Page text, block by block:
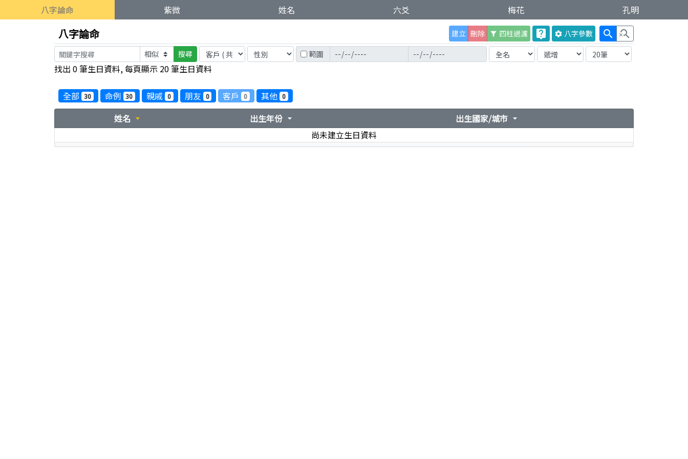
八字論命 紫微 姓名 六爻 梅花 孔明
八字論命 建立 刪除 filter_alt 四柱過濾 live_help settings 八字參數 search search_off
搜尋 範圍
找出 0 筆生日資料, 每頁顯示 20 筆生日資料
全部 30 命例 30 親戚 0 朋友 0 客戶 0 其他 0
姓名 arrow_drop_down 出生年份 arrow_drop_down 出生國家/城市 arrow_drop_down
尚未建立生日資料